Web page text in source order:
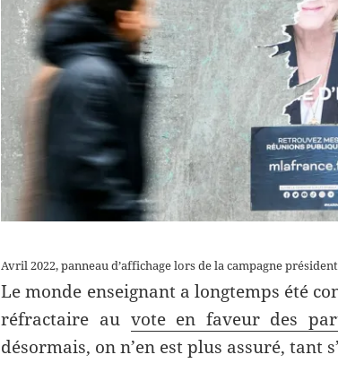
Avril 2022, panneau d’affichage lors de la campagne
Le monde enseignant a longtemps été
réfractaire au vote en faveur des
désormais, on n’en est plus assuré, tant